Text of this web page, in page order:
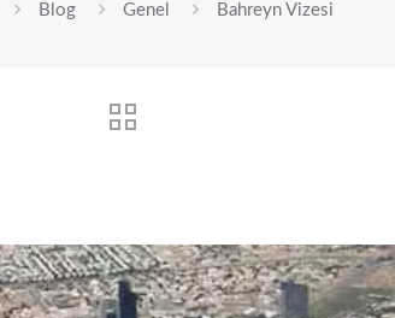
Blog Genel Bahreyn Vizesi